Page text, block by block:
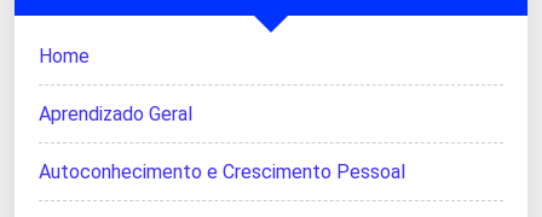
Home
Aprendizado Geral
Autoconhecimento e Crescimento Pessoal